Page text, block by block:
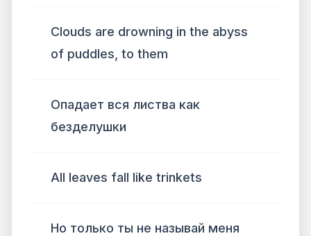
Clouds are drowning in the abyss
of puddles, to them
Опадает вся листва как
безделушки
All leaves fall like trinkets
Но только ты не называй меня